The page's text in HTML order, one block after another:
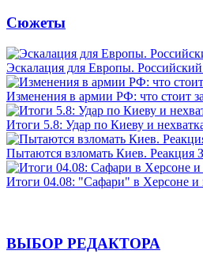
Сюжеты
Эскалация для Европы.
Изменения в армии РФ: что стоит
Итоги 5.8: Удар по Киеву и
Пытаются взломать Киев. Реакция
Итоги 04.08: "Сафари" в Херсоне и
ВЫБОР РЕДАКТОРА